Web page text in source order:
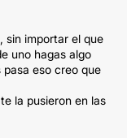
sin importar el que
uno hagas algo
pasa eso creo que
la pusieron en las